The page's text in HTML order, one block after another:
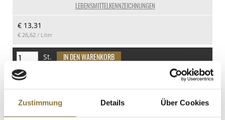
Zustimmung Details Über Cookies
45 g
Eiweiß
Salz
LEBENSMITTELKENNZEICHNUNGEN
€ 13,31
€ 26,62 / Liter
St.
Sojasauce - Shoyu Saishikomi, 10 Jahre,
Ando Jozo, Japan, 100 ml
Art.Nr.:58616